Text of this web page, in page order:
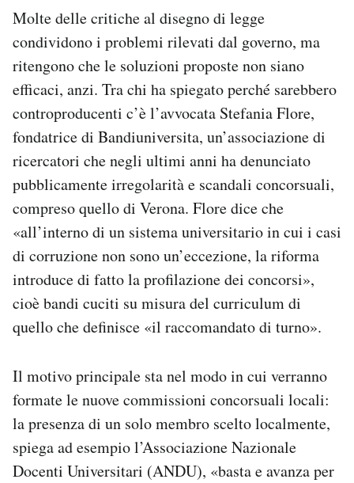
Molte delle critiche al disegno di legge
condividono i problemi rilevati dal governo, ma
ritengono che le soluzioni proposte non siano
efficaci, anzi. Tra chi ha spiegato perché sarebbero
controproducenti c’è l’avvocata Stefania Flore,
fondatrice di Bandiuniversita, un’associazione di
ricercatori che negli ultimi anni ha denunciato
pubblicamente irregolarità e scandali concorsuali,
compreso quello di Verona. Flore dice che
«all’interno di un sistema universitario in cui i casi
di corruzione non sono un’eccezione, la riforma
introduce di fatto la profilazione dei concorsi»,
cioè bandi cuciti su misura del curriculum di
quello che definisce «il raccomandato di turno».
Il motivo principale sta nel modo in cui verranno
formate le nuove commissioni concorsuali locali:
la presenza di un solo membro scelto localmente,
spiega ad esempio l’Associazione Nazionale
Docenti Universitari (ANDU), «basta e avanza per